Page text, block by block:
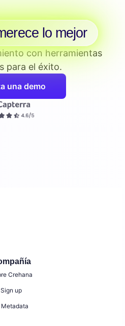
lo mejor
con herramientas
para el éxito.
una demo
Crehana
Sign up
Metadata